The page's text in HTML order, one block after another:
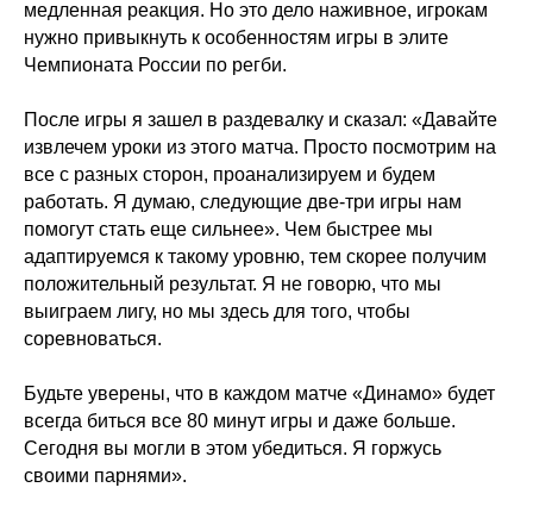
медленная реакция. Но это дело наживное, игрокам
нужно привыкнуть к особенностям игры в элите
Чемпионата России по регби.
После игры я зашел в раздевалку и сказал: «Давайте
извлечем уроки из этого матча. Просто посмотрим на
все с разных сторон, проанализируем и будем
работать. Я думаю, следующие две-три игры нам
помогут стать еще сильнее». Чем быстрее мы
адаптируемся к такому уровню, тем скорее получим
положительный результат. Я не говорю, что мы
выиграем лигу, но мы здесь для того, чтобы
соревноваться.
Будьте уверены, что в каждом матче «Динамо» будет
всегда биться все 80 минут игры и даже больше.
Сегодня вы могли в этом убедиться. Я горжусь
своими парнями».